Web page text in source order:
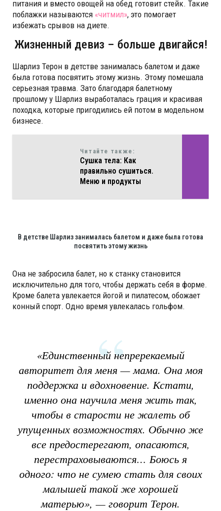
питания и вместо овощей на обед готовит стейк. Такие
поблажки называются «читмил», это помогает
избежать срывов на диете.
Жизненный девиз – больше двигайся!
Шарлиз Терон в детстве занималась балетом и даже
была готова посвятить этому жизнь. Этому помешала
серьезная травма. Зато благодаря балетному
прошлому у Шарлиз выработалась грация и красивая
походка, которые пригодились ей потом в модельном
бизнесе.
Читайте также:
Сушка тела: Как
правильно сушиться.
Меню и продукты
В детстве Шарлиз занималась балетом и даже была готова
посвятить этому жизнь
Она не забросила балет, но к станку становится
исключительно для того, чтобы держать себя в форме.
Кроме балета увлекается йогой и пилатесом, обожает
конный спорт. Одно время увлекалась гольфом.
«Единственный непререкаемый
авторитет для меня — мама. Она моя
поддержка и вдохновение. Кстати,
именно она научила меня жить так,
чтобы в старости не жалеть об
упущенных возможностях. Обычно же
все предостерегают, опасаются,
перестраховываются… Боюсь я
одного: что не сумею стать для своих
малышей такой же хорошей
матерью», — говорит Терон.